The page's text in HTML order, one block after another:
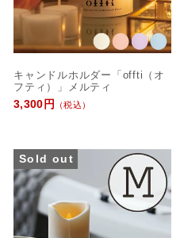
キャンドルホルダー「offti（オ
フティ）」メルティ
3,300円
（税込）
Sold out